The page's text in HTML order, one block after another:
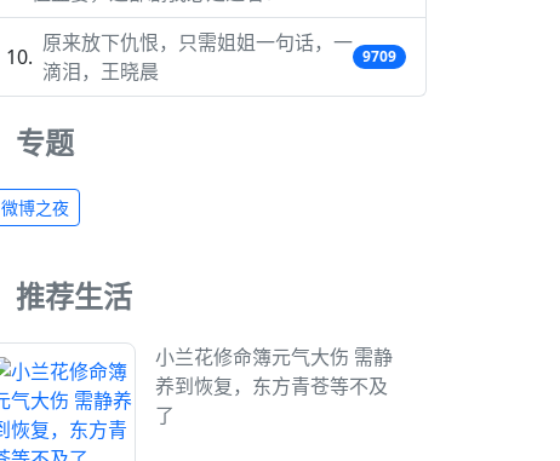
原来放下仇恨，只需姐姐一句话，一
滴泪，王晓晨
9709
专题
微博之夜
推荐生活
小兰花修命簿元气大伤 需静
养到恢复，东方青苍等不及
了